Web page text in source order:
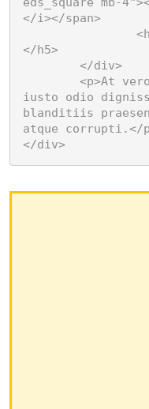
</i></span>
</h5>
iusto odio
blanditiis
atque corrupti.</
</div>